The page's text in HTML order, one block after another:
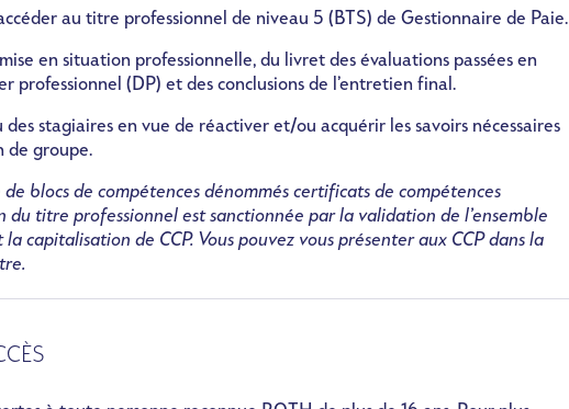
au titre professionnel de niveau 5 (BTS) de Gestionnaire de Paie.
en situation professionnelle, du livret des évaluations passées en
professionnel (DP) et des conclusions de l’entretien final.
stagiaires en vue de réactiver et/ou acquérir les savoirs nécessaires
de groupe.
blocs de compétences dénommés certificats de compétences
du titre professionnel est sanctionnée par la validation de l’ensemble
la capitalisation de CCP. Vous pouvez vous présenter aux CCP dans la